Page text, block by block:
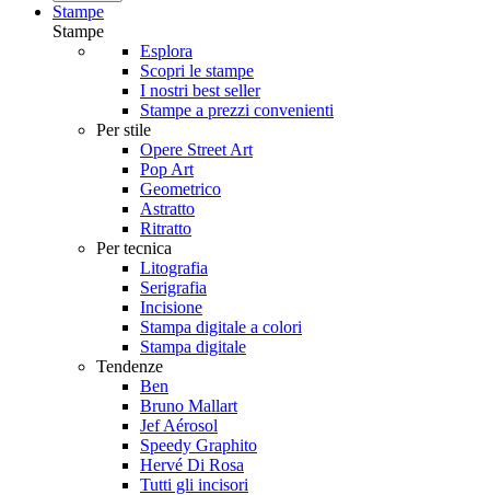
Stampe
Stampe
Esplora
Scopri le stampe
I nostri best seller
Stampe a prezzi convenienti
Per stile
Opere Street Art
Pop Art
Geometrico
Astratto
Ritratto
Per tecnica
Litografia
Serigrafia
Incisione
Stampa digitale a colori
Stampa digitale
Tendenze
Ben
Bruno Mallart
Jef Aérosol
Speedy Graphito
Hervé Di Rosa
Tutti gli incisori